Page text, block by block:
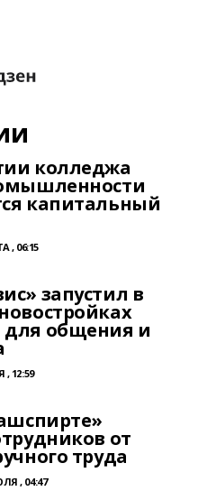
колледжа
капитальный
, 06:15
запустил в
общения и
12:59
от
труда
, 04:47